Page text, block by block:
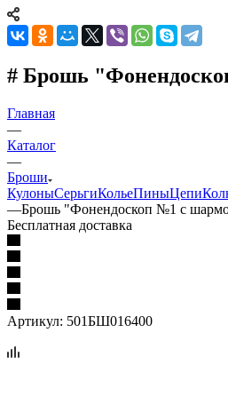
# Брошь
Главная
—
Каталог
—
Броши
КулоныСерьгиКольеПиныЦепи
—Брошь "Фонендоскоп №1 с
Бесплатная доставка
Артикул: 501БШ016400